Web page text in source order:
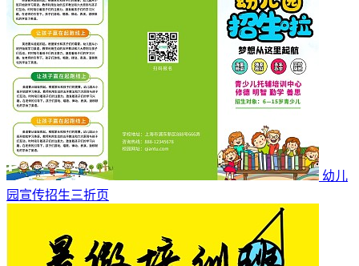
幼儿
园宣传招生三折页